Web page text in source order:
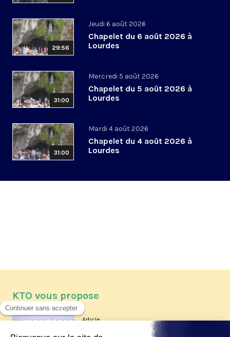
29:56
Jeudi 6 août 2026
Chapelet du 6 août 2026 à
Lourdes
31:00
Mercredi 5 août 2026
Chapelet du 5 août 2026 à
Lourdes
31:00
Mardi 4 août 2026
Chapelet du 4 août 2026 à
Lourdes
KTO vous propose
Article
Les reportages d'été 2026 de KTO